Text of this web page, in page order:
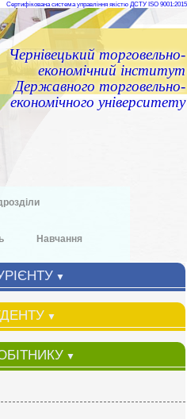
Чернівецький торговельно-
економічний інститут
Державного торговельно-
економічного університету
Сертифікована система управління якістю ДСТУ ISO 9001:2015
Навчання
▼
▼
▼